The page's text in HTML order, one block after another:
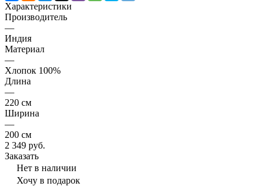
Характеристики
Производитель
—
Индия
Материал
—
Хлопок 100%
Длина
—
220 см
Ширина
—
200 см
2 349 руб.
Заказать
Нет в наличии
Хочу в подарок